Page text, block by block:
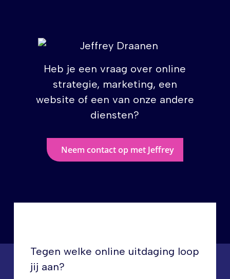
Heb je een vraag over online
strategie, marketing, een
website of een van onze andere
diensten?
Neem contact op met Jeffrey
Tegen welke online uitdaging loop
jij aan?